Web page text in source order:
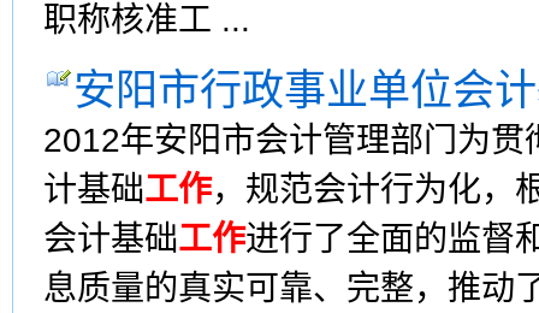
职称核准工 ...
安阳市行政事业单位会
2012年安阳市会计管理部门为
计基础工作，规范会计行为化，
会计基础工作进行了全面的监督
息质量的真实可靠、完整，推动